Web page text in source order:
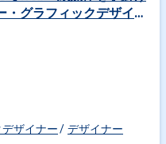
グラフィックデザイナ
ザイナー デザイナー